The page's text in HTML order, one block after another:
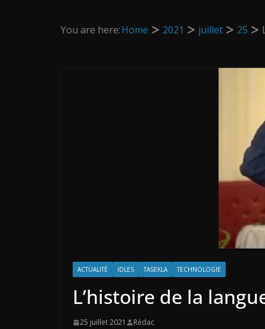
You are here:Home 2021 juillet 25
ACTUALITÉ IDLES TASEKLA TECHNOLOGIE
L’histoire de la
25 juillet 2021 Rédac